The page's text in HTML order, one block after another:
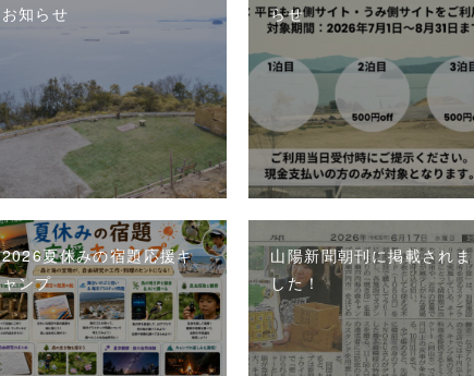
お知らせ
らせ
2026夏休みの宿題応援キ
ャンプ
山陽新聞朝刊に掲載されま
した！